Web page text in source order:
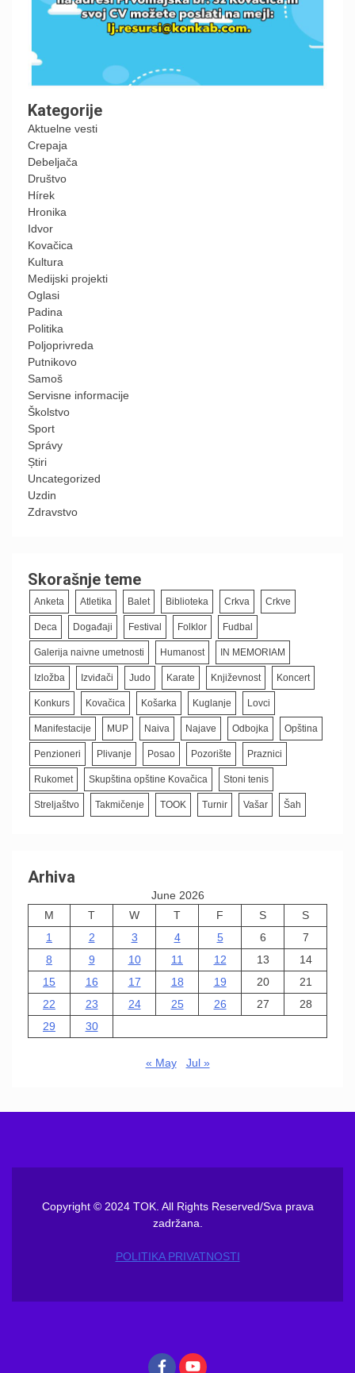
Kategorije
Aktuelne vesti
Crepaja
Debeljača
Društvo
Hírek
Hronika
Idvor
Kovačica
Kultura
Medijski projekti
Oglasi
Padina
Politika
Poljoprivreda
Putnikovo
Samoš
Servisne informacije
Školstvo
Sport
Správy
Știri
Uncategorized
Uzdin
Zdravstvo
Skorašnje teme
Anketa Atletika Balet Biblioteka Crkva Crkve
Deca Događaji Festival Folklor Fudbal
Galerija naivne umetnosti Humanost IN MEMORIAM
Izložba Izviđači Judo Karate Književnost Koncert
Konkurs Kovačica Košarka Kuglanje Lovci
Manifestacije MUP Naiva Najave Odbojka Opština
Penzioneri Plivanje Posao Pozorište Praznici
Rukomet Skupština opštine Kovačica Stoni tenis
Streljaštvo Takmičenje TOOK Turnir Vašar Šah
Arhiva
June 2026
M
T W T F S
S
1
2 3 4 5 6
7
8
9 10 11 12 13
14
15
16 17 18 19 20
21
22
23 24 25 26 27
28
29
30
« May Jul »
Copyright © 2024 TOK. All Rights Reserved/Sva prava
zadržana.
POLITIKA PRIVATNOSTI